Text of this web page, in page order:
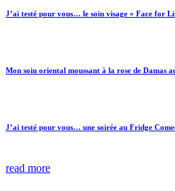
J’ai testé pour vous… le soin visage « Face for
Mon soin oriental moussant à la rose de Damas
J’ai testé pour vous… une soirée au Fridge
read more